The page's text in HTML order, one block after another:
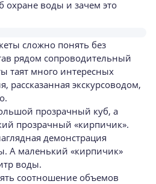
охране воды и зачем это
сложно понять без
рядом сопроводительный
таят много интересных
рассказанная экскурсоводом,
прозрачный куб, а
прозрачный «кирпичик».
демонстрация
А маленький «кирпичик»
воды.
соотношение объемов